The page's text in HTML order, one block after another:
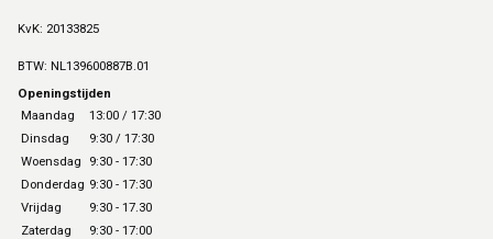
KvK: 20133825
BTW: NL139600887B.01
Openingstijden
Maandag
13:00 / 17:30
Dinsdag
9:30 / 17:30
Woensdag
9:30 - 17:30
Donderdag 9:30 - 17:30
Vrijdag
9:30 - 17.30
Zaterdag
9:30 - 17:00